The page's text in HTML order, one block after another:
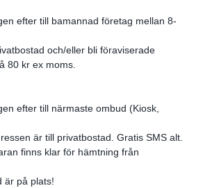
efter till bamannad företag mellan 8-
och/eller bli föraviserade
80 kr ex moms.
efter till närmaste ombud (Kiosk,
är till privatbostad. Gratis SMS alt.
finns klar för hämtning från
är på plats!